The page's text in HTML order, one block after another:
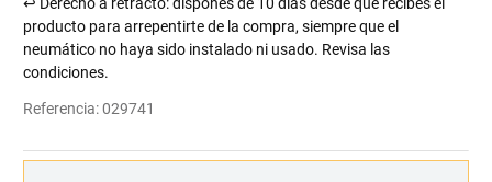
producto para arrepentirte de la compra, siempre que el
neumático no haya sido instalado ni usado. Revisa las
condiciones.
Referencia:029741